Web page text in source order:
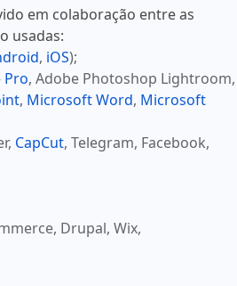
em colaboração entre as
usadas:
, iOS);
Pro, Adobe Photoshop Lightroom,
, Microsoft Word, Microsoft
CapCut, Telegram, Facebook,
Drupal, Wix,